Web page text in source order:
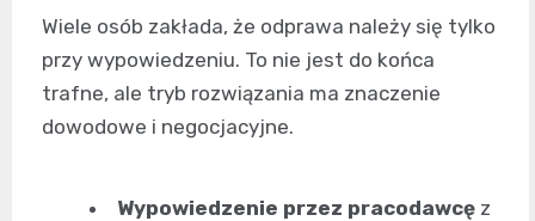
Wiele osób zakłada, że odprawa należy się tylko
przy wypowiedzeniu. To nie jest do końca
trafne, ale tryb rozwiązania ma znaczenie
dowodowe i negocjacyjne.
Wypowiedzenie przez pracodawcę z